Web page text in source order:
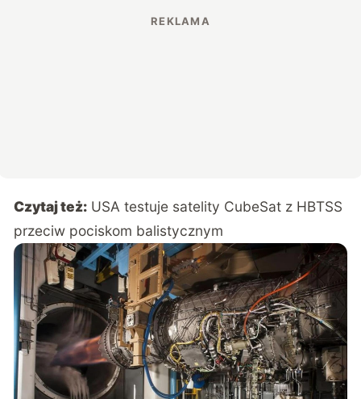
Czytaj też: USA testuje satelity CubeSat z HBTSS
przeciw pociskom balistycznym